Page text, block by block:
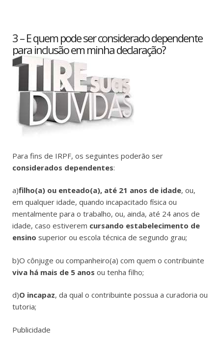
3 – E quem pode ser considerado dependente
para inclusão em minha declaração?
Para fins de IRPF, os seguintes poderão ser
considerados dependentes:
a)filho(a) ou enteado(a), até 21 anos de idade, ou,
em qualquer idade, quando incapacitado física ou
mentalmente para o trabalho, ou, ainda, até 24 anos de
idade, caso estiverem cursando estabelecimento de
ensino superior ou escola técnica de segundo grau;
b)O cônjuge ou companheiro(a) com quem o contribuinte
viva há mais de 5 anos ou tenha filho;
d)O incapaz, da qual o contribuinte possua a curadoria ou
tutoria;
Publicidade